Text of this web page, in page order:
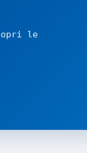
le